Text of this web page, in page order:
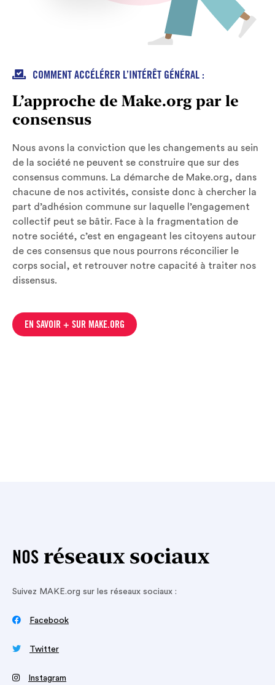
 COMMENT ACCÉLÉRER L’INTÉRÊT GÉNÉRAL :
L’approche de Make.org par le
consensus
Nous avons la conviction que les changements au sein
de la société ne peuvent se construire que sur des
consensus communs. La démarche de Make.org, dans
chacune de nos activités, consiste donc à chercher la
part d’adhésion commune sur laquelle l’engagement
collectif peut se bâtir. Face à la fragmentation de
notre société, c’est en engageant les citoyens autour
de ces consensus que nous pourrons réconcilier le
corps social, et retrouver notre capacité à traiter nos
dissensus.
EN SAVOIR + SUR MAKE.ORG
NOS réseaux sociaux
Suivez MAKE.org sur les réseaux sociaux :
 Facebook
 Twitter
‍ Instagram